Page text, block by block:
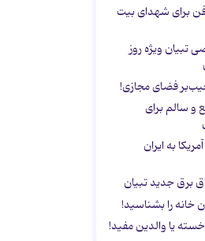
برای شهدای بیت
تبیان ویژه روز
فضای مجازی!
و سالم برای
به ایران
برق جدید تبیان
خانه را بشناسید!
یا والدین مفید!